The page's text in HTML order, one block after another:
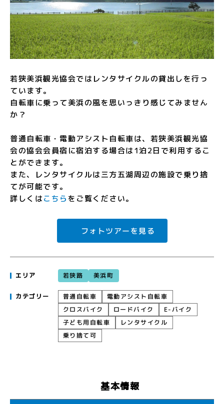
若狭美浜観光協会ではレンタサイクルの貸出しを行っ
ています。
自転車に乗って美浜の風を思いっきり感じてみません
か？
普通自転車・電動アシスト自転車は、若狭美浜観光協
会の協会会員宿に宿泊する場合は1泊2日で利用するこ
とができます。
また、レンタサイクルは三方五湖周辺の施設で乗り捨
てが可能です。
詳しくはこちら をご覧ください。
フォトツアーを見る
エリア 若狭路 美浜町
カテゴリー 普通自転車 電動アシスト自転車
クロスバイク ロードバイク E-バイク
子ども用自転車 レンタサイクル
乗り捨て可
基本情報